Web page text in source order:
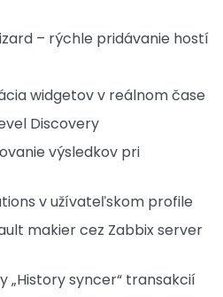
– rýchle pridávanie hostí
widgetov v reálnom čase
Discovery
výsledkov pri
v užívateľskom profile
makier cez Zabbix server
„History syncer“ transakcií